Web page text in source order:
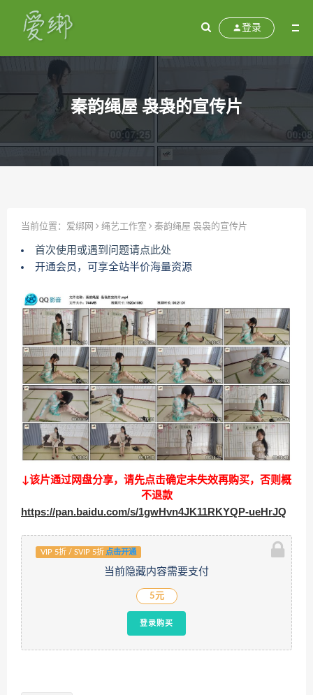
登录
秦韵绳屋 袅袅的宣传片
当前位置： 爱绑网 绳艺工作室 秦韵绳屋 袅袅的宣传片
首次使用或遇到问题请点此处
开通会员，可享全站半价海量资源
↓该片通过网盘分享，请先点击确定未失效再购买，否则概
不退款
https://pan.baidu.com/s/1gwHvn4JK11RKYQP-ueHrJQ
VIP 5折 / SVIP 5折 点击开通
当前隐藏内容需要支付
5元
登录购买